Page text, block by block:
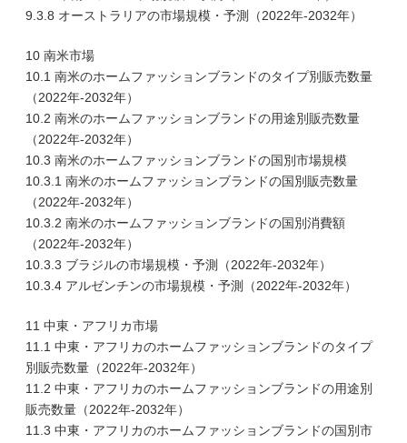
9.3.8 オーストラリアの市場規模・予測（2022年-2032年）
10 南米市場
10.1 南米のホームファッションブランドのタイプ別販売数量
（2022年-2032年）
10.2 南米のホームファッションブランドの用途別販売数量
（2022年-2032年）
10.3 南米のホームファッションブランドの国別市場規模
10.3.1 南米のホームファッションブランドの国別販売数量
（2022年-2032年）
10.3.2 南米のホームファッションブランドの国別消費額
（2022年-2032年）
10.3.3 ブラジルの市場規模・予測（2022年-2032年）
10.3.4 アルゼンチンの市場規模・予測（2022年-2032年）
11 中東・アフリカ市場
11.1 中東・アフリカのホームファッションブランドのタイプ
別販売数量（2022年-2032年）
11.2 中東・アフリカのホームファッションブランドの用途別
販売数量（2022年-2032年）
11.3 中東・アフリカのホームファッションブランドの国別市